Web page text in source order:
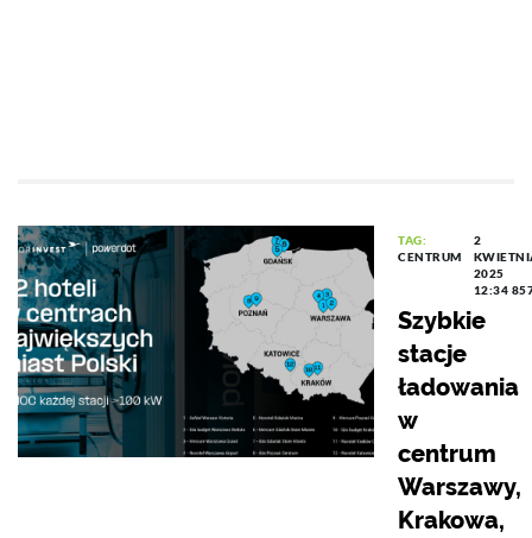
TAG:
CENTRUM
2
2025
12:34
Szybkie
stacje
ładowania
w
centrum
Warszawy,
Krakowa,